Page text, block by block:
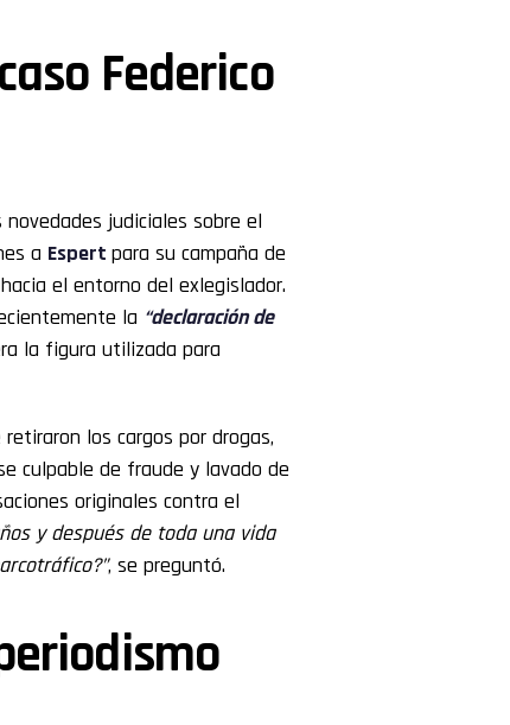
Federico
judiciales sobre el
a Espert para su campaña de
el entorno del exlegislador.
la “declaración de
la figura utilizada para
los cargos por drogas,
culpable de fraude y lavado de
originales contra el
y después de toda una vida
, se preguntó.